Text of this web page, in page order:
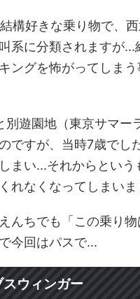
構好きな乗り物で、
系に分類されますが...
ングを怖がってしまう
別遊園地（東京サマー
ですが、当時7歳でし
まい...それからという
れなくなってしまいま
んちでも「この乗り物
今回はパスで...
スウィンガー